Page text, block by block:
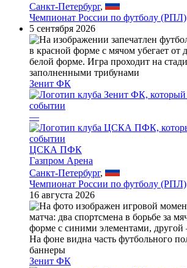
Санкт-Петербург,
Чемпионат России по футболу (РПЛ)
5 сентября 2026
Зенит ФК
—
ЦСКА ПФК
Газпром Арена
Санкт-Петербург,
Чемпионат России по футболу (РПЛ)
16 августа 2026
Зенит ФК